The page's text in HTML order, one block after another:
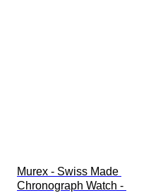
Murex - Swiss Made
Chronograph Watch -